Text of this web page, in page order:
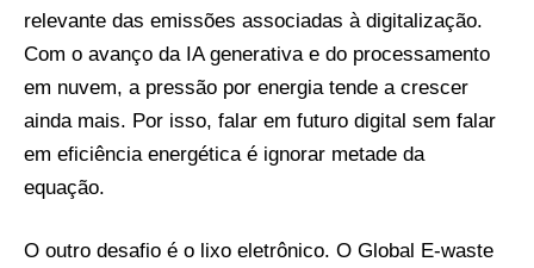
relevante das emissões associadas à digitalização.
Com o avanço da IA generativa e do processamento
em nuvem, a pressão por energia tende a crescer
ainda mais. Por isso, falar em futuro digital sem falar
em eficiência energética é ignorar metade da
equação.
O outro desafio é o lixo eletrônico. O Global E-waste